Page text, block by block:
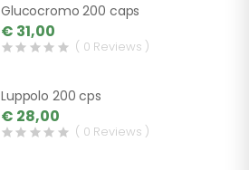
Glucocromo 200 caps
€ 31,00
( 0 Reviews )
Luppolo 200 cps
€ 28,00
( 0 Reviews )